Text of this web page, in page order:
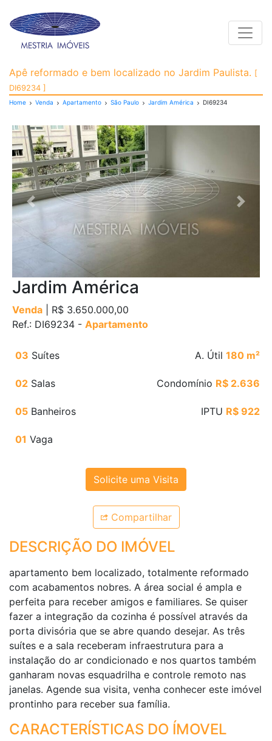
Apartamento para
Apê reformado e bem localizado no Jardim Paulista. [
DI69234 ]
Home Venda Apartamento São Paulo Jardim América DI69234
Previous Next
Jardim América
Venda | R$ 3.650.000,00
Ref.: DI69234 - Apartamento
03 Suítes
02 Salas
05 Banheiros
01 Vaga
A. Útil 180 m²
Condomínio R$ 2.636
IPTU R$ 922
Solicite uma Visita
Compartilhar
DESCRIÇÃO DO IMÓVEL
apartamento bem localizado, totalmente reformado
com acabamentos nobres. A área social é ampla e
perfeita para receber amigos e familiares. Se quiser
fazer a integração da cozinha é possível através da
porta divisória que se abre quando desejar. As três
suítes e a sala receberam infraestrutura para a
instalação do ar condicionado e nos quartos também
ganharam novas esquadrilha e controle remoto nas
janelas. Agende sua visita, venha conhecer este imóvel
prontinho para receber sua família.
CARACTERÍSTICAS DO ÍMOVEL